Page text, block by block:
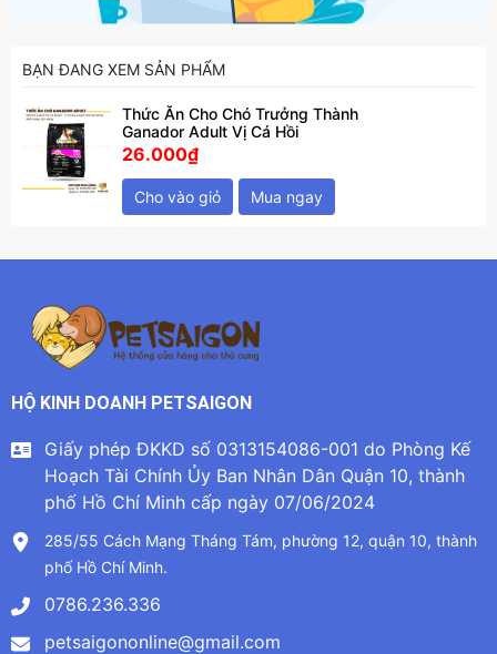
BẠN ĐANG XEM SẢN PHẨM
Thức Ăn Cho Chó Trưởng Thành
Ganador Adult Vị Cá Hồi
26.000₫
Cho vào giỏ Mua ngay
HỘ KINH DOANH PETSAIGON
Giấy phép ĐKKD số 0313154086-001 do Phòng Kế
Hoạch Tài Chính Ủy Ban Nhân Dân Quận 10, thành
phố Hồ Chí Minh cấp ngày 07/06/2024
285/55 Cách Mạng Tháng Tám, phường 12, quận 10, thành
phố Hồ Chí Minh.
0786.236.336
petsaigononline@gmail.com